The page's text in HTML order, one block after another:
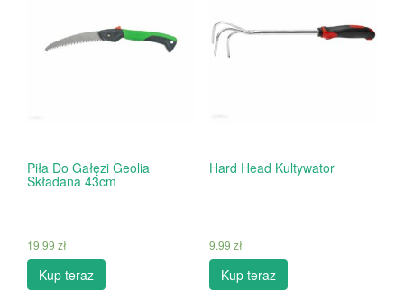
Piła Do Gałęzi Geolia
Składana 43cm
19.99 zł
Kup teraz
Hard Head Kultywator
9.99 zł
Kup teraz